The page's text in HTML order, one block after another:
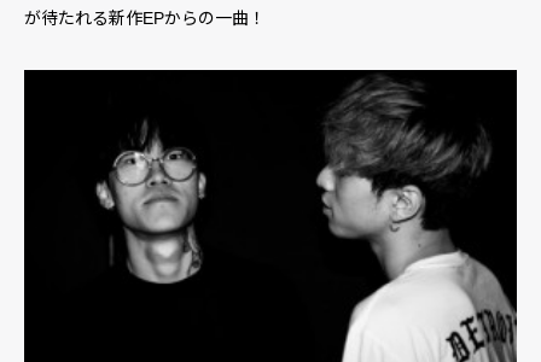
が待たれる新作EPからの一曲！